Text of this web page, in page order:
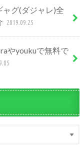
グ(ダジャレ)全
2019.09.25
やyoukuで無料で